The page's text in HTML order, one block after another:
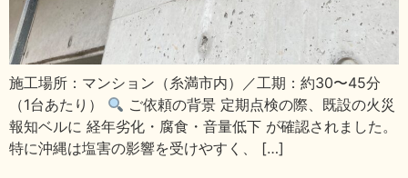
施工場所：マンション（糸満市内）／工期：約30〜45分
（1台あたり）
ご依頼の背景 定期点検の際、既設の火災
報知ベルに 経年劣化・腐食・音量低下 が確認されました。
特に沖縄は塩害の影響を受けやすく、 […]